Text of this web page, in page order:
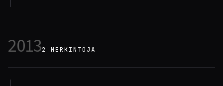
20132 MERKINTÖJÄ